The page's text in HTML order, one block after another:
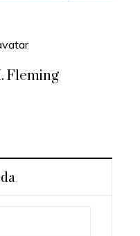
Fleming